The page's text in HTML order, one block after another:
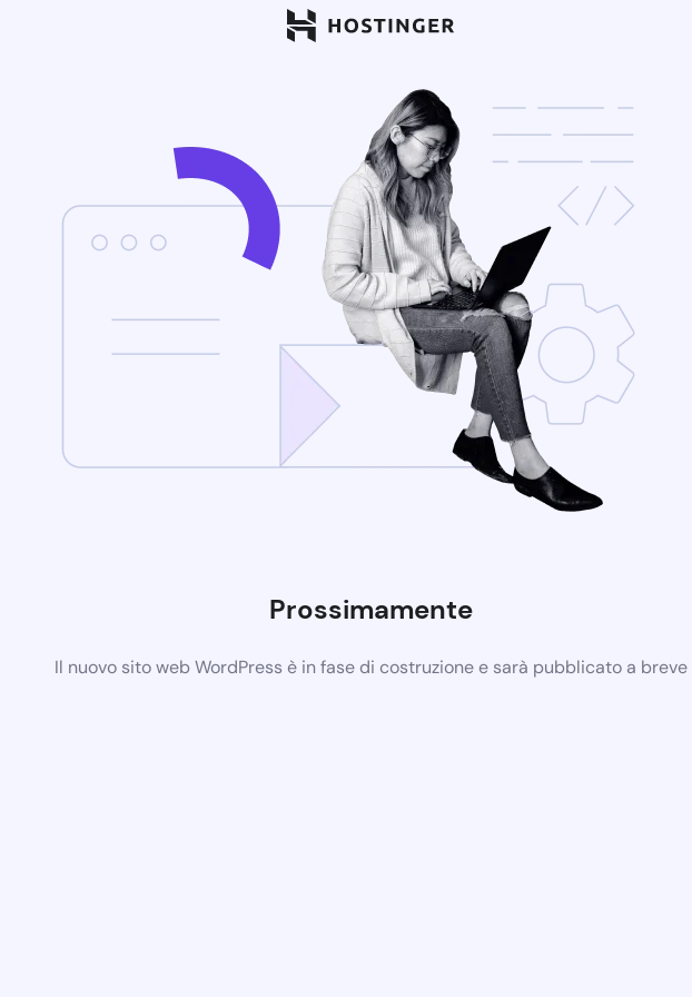
Prossimamente
Il nuovo sito web WordPress è in fase di costruzione e sarà pubblicato a breve